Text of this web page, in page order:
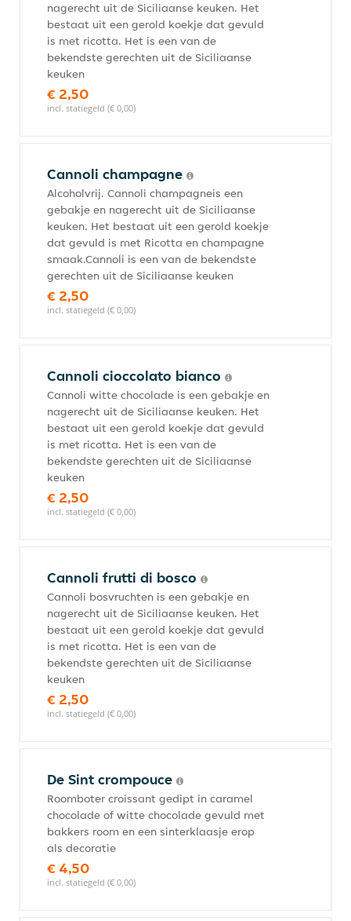
nagerecht uit de Siciliaanse keuken. Het
bestaat uit een gerold koekje dat gevuld
is met ricotta. Het is een van de
bekendste gerechten uit de Siciliaanse
keuken
€ 2,50
incl. statiegeld (€ 0,00)
Cannoli champagne
Alcoholvrij. Cannoli champagneis een
gebakje en nagerecht uit de Siciliaanse
keuken. Het bestaat uit een gerold koekje
dat gevuld is met Ricotta en champagne
smaak.Cannoli is een van de bekendste
gerechten uit de Siciliaanse keuken
€ 2,50
incl. statiegeld (€ 0,00)
Cannoli cioccolato bianco
Cannoli witte chocolade is een gebakje en
nagerecht uit de Siciliaanse keuken. Het
bestaat uit een gerold koekje dat gevuld
is met ricotta. Het is een van de
bekendste gerechten uit de Siciliaanse
keuken
€ 2,50
incl. statiegeld (€ 0,00)
Cannoli frutti di bosco
Cannoli bosvruchten is een gebakje en
nagerecht uit de Siciliaanse keuken. Het
bestaat uit een gerold koekje dat gevuld
is met ricotta. Het is een van de
bekendste gerechten uit de Siciliaanse
keuken
€ 2,50
incl. statiegeld (€ 0,00)
De Sint crompouce
Roomboter croissant gedipt in caramel
chocolade of witte chocolade gevuld met
bakkers room en een sinterklaasje erop
als decoratie
€ 4,50
incl. statiegeld (€ 0,00)